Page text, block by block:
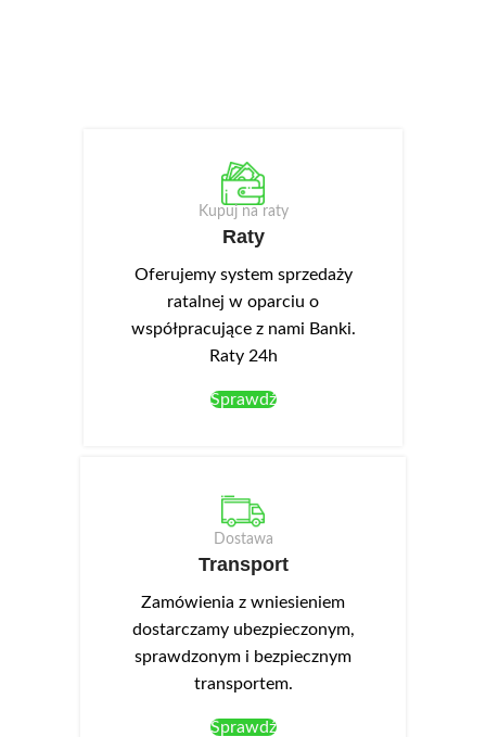
Kupuj na raty
Raty
Oferujemy system sprzedaży
ratalnej w oparciu o
współpracujące z nami Banki.
Raty 24h
Sprawdź
Dostawa
Transport
Zamówienia z wniesieniem
dostarczamy ubezpieczonym,
sprawdzonym i bezpiecznym
transportem.
Sprawdź